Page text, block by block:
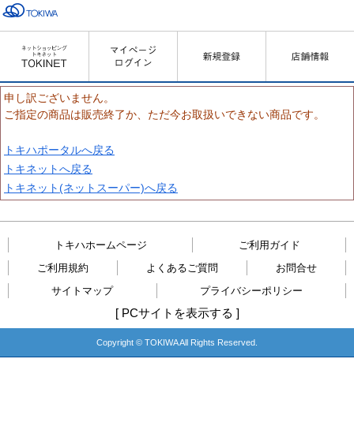
申し訳ございません。
ご指定の商品は販売終了か、ただ今お取扱いできない商品です。
トキハポータルへ戻る
トキネットへ戻る
トキネット(ネットスーパー)へ戻る
トキハホームページ
ご利用ガイド
ご利用規約
よくあるご質問
お問合せ
サイトマップ
プライバシーポリシー
[ PCサイトを表示する ]
Copyright © TOKIWA All Rights Reserved.